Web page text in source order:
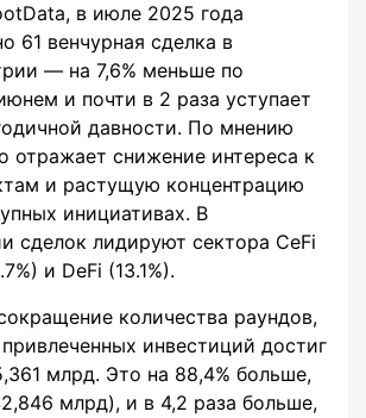
в июле 2025 года
61 венчурная сделка в
— на 7,6% меньше по
и почти в 2 раза уступает
давности. По мнению
отражает снижение интереса к
и растущую концентрацию
инициативах. В
сделок лидируют сектора CeFi
и DeFi (13.1%).
количества раундов,
инвестиций достиг
млрд. Это на 88,4% больше,
млрд), и в 4,2 раза больше,